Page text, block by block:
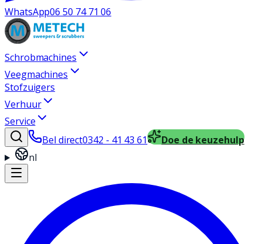
WhatsApp06 50 74 71 06
Schrobmachines
Veegmachines
Stofzuigers
Verhuur
Service
Bel direct0342 - 41 43 61
Doe de keuzehulp
nl